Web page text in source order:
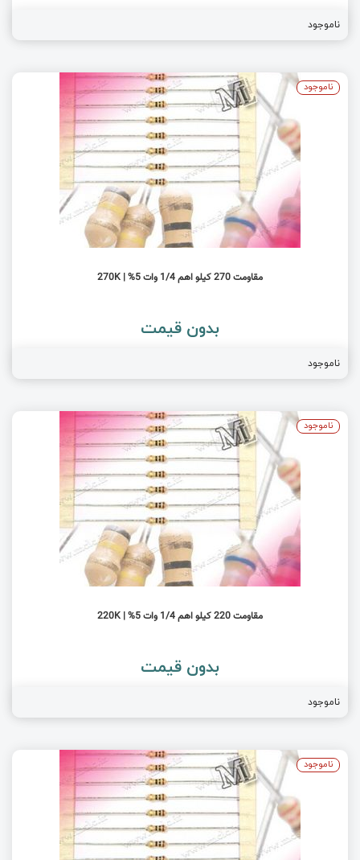
ناموجود
مقاومت 270 کیلو اهم 1/4 وات 5% | 270K
بدون قیمت
ناموجود
ناموجود
مقاومت 220 کیلو اهم 1/4 وات 5% | 220K
بدون قیمت
ناموجود
ناموجود
ناموجود